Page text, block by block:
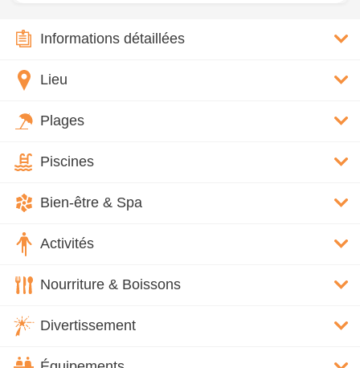
Informations détaillées
Lieu
Plages
Piscines
Bien-être & Spa
Activités
Nourriture & Boissons
Divertissement